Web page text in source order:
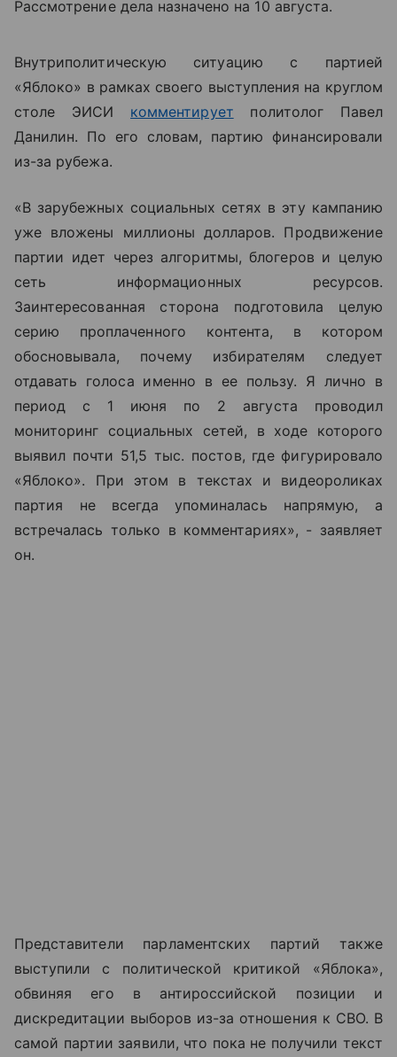
Рассмотрение дела назначено на 10 августа.
Внутриполитическую ситуацию с партией
«Яблоко» в рамках своего выступления на круглом
столе ЭИСИ комментирует
политолог Павел
Данилин. По его словам, партию финансировали
из-за рубежа.
«В зарубежных социальных сетях в эту кампанию
уже вложены миллионы долларов. Продвижение
партии идет через алгоритмы, блогеров и целую
сеть информационных ресурсов.
Заинтересованная сторона подготовила целую
серию проплаченного контента, в котором
обосновывала, почему избирателям следует
отдавать голоса именно в ее пользу. Я лично в
период с 1 июня по 2 августа проводил
мониторинг социальных сетей, в ходе которого
выявил почти 51,5 тыс. постов, где фигурировало
«Яблоко». При этом в текстах и видеороликах
партия не всегда упоминалась напрямую, а
встречалась только в комментариях», - заявляет
он.
Представители парламентских партий также
выступили с политической критикой «Яблока»,
обвиняя его в антироссийской позиции и
дискредитации выборов из-за отношения к СВО. В
самой партии заявили, что пока не получили текст